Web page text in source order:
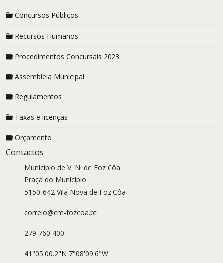
Concursos Públicos
Recursos Humanos
Procedimentos Concursais 2023
Assembleia Municipal
Regulamentos
Taxas e licenças
Orçamento
Contactos
Município de V. N. de Foz Côa
Praça do Município
5150-642 Vila Nova de Foz Côa
correio@cm-fozcoa.pt
279 760 400
41°05'00.2"N 7°08'09.6"W